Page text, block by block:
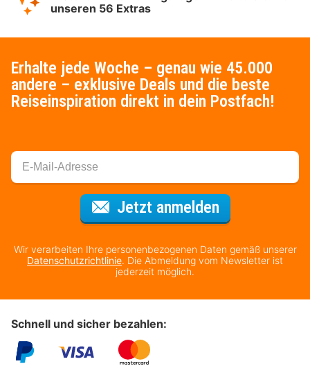
unseren 56 Extras
Erhalte jede Woche – genau wie 45.000
andere – exklusive Deals und die beste
Reiseinspiration direkt in dein Postfach!
Jetzt anmeldenFür den
Wir verarbeiten Ihre personenbezogenen Daten gemäß unserer
Datenschutzrichtlinie. Die Abmeldung vom Newsletter ist
jederzeit möglich.
Schnell und sicher bezahlen: